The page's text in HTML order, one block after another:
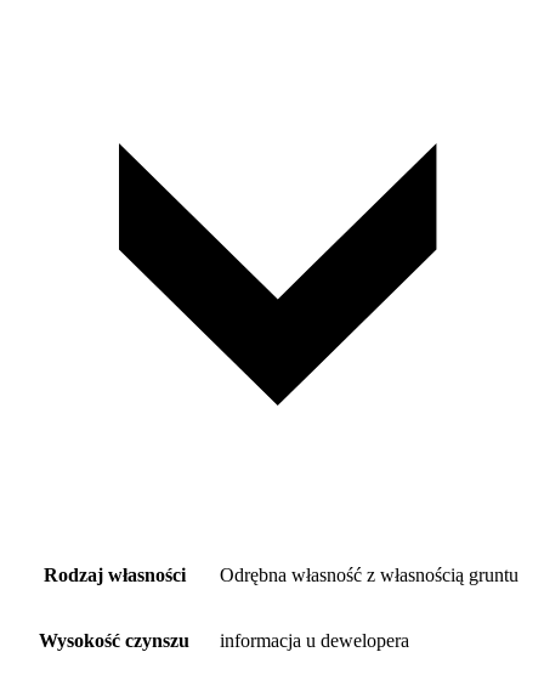
Rodzaj własności Odrębna własność z własnością gruntu
Wysokość czynszu informacja u dewelopera